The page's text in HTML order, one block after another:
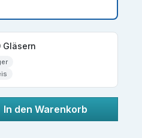
Gläsern
In den Warenkorb